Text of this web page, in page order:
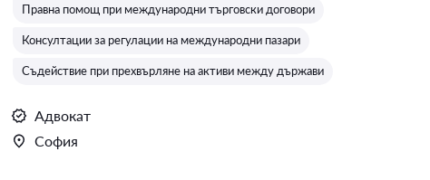
Правна помощ при международни търговски договори
Консултации за регулации на международни пазари
Съдействие при прехвърляне на активи между държави
Адвокат
София